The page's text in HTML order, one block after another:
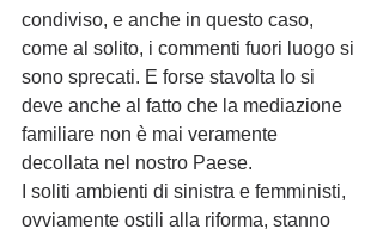
condiviso, e anche in questo caso,
come al solito, i commenti fuori luogo si
sono sprecati. E forse stavolta lo si
deve anche al fatto che la mediazione
familiare non è mai veramente
decollata nel nostro Paese.
I soliti ambienti di sinistra e femministi,
ovviamente ostili alla riforma, stanno